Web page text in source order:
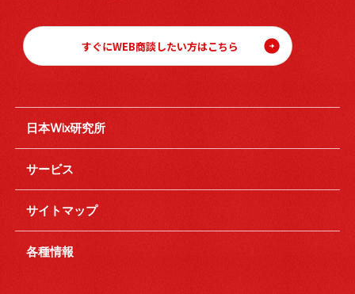
すぐにWEB商談したい方はこちら
日本Wix研究所
サービス
サイトマップ
各種情報